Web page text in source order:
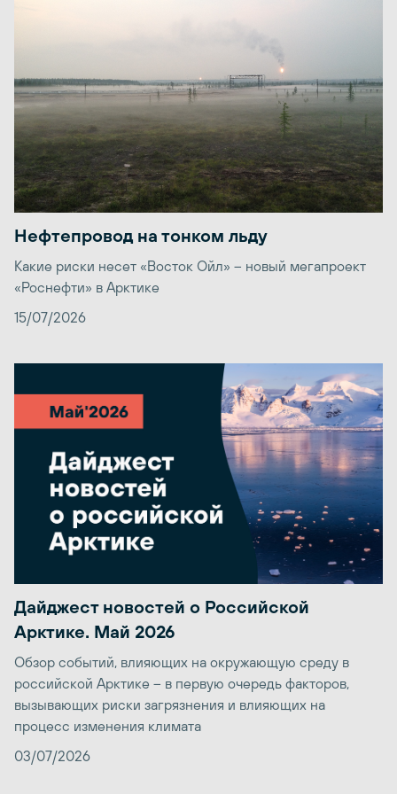
Нефтепровод на тонком льду
Какие риски несет «Восток Ойл» – новый мегапроект
«Роснефти» в Арктике
15/07/2026
Дайджест новостей о Российской
Арктике. Май 2026
Обзор событий, влияющих на окружающую среду в
российской Арктике – в первую очередь факторов,
вызывающих риски загрязнения и влияющих на
процесс изменения климата
03/07/2026